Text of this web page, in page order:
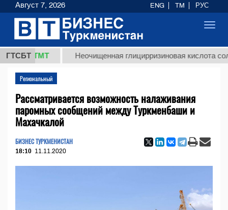
ГТСБТ
ТМТ Неочищенная глицирризиновая кислота
Региональный
Рассматривается возможность налаживания
паромных сообщений между Туркменбаши и
Махачкалой
БИЗНЕС ТУРКМЕНИСТАН
18:10 11.11.2020
Август 7, 2026 ENG TM РУС